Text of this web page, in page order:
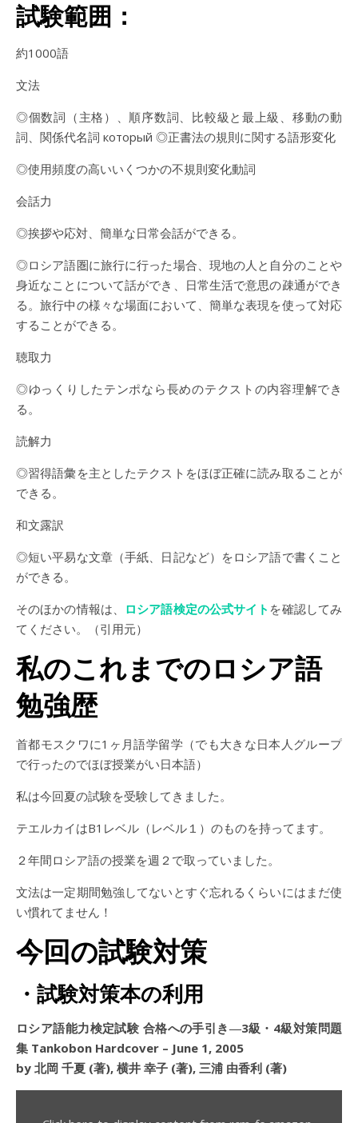
試験範囲：
約1000語
文法
◎個数詞（主格）、順序数詞、比較級と最上級、移動の動
詞、関係代名詞 который ◎正書法の規則に関する語形変化
◎使用頻度の高いいくつかの不規則変化動詞
会話力
◎挨拶や応対、簡単な日常会話ができる。
◎ロシア語圏に旅行に行った場合、現地の人と自分のことや
身近なことについて話ができ、日常生活で意思の疎通ができ
る。旅行中の様々な場面において、簡単な表現を使って対応
することができる。
聴取力
◎ゆっくりしたテンポなら長めのテクストの内容理解でき
る。
読解力
◎習得語彙を主としたテクストをほぼ正確に読み取ることが
できる。
和文露訳
◎短い平易な文章（手紙、日記など）をロシア語で書くこと
ができる。
そのほかの情報は、 ロシア語検定の公式サイト を確認してみ
てください。（引用元）
私のこれまでのロシア語
勉強歴
首都モスクワに1ヶ月語学留学（でも大きな日本人グループ
で行ったのでほぼ授業がい日本語）
私は今回夏の試験を受験してきました。
テエルカイはB1レベル（レベル１）のものを持ってます。
２年間ロシア語の授業を週２で取っていました。
文法は一定期間勉強してないとすぐ忘れるくらいにはまだ使
い慣れてません！
今回の試験対策
・試験対策本の利用
ロシア語能力検定試験 合格への手引き―3級・4級対策問題
集 Tankobon Hardcover – June 1, 2005
by 北岡 千夏 (著), 横井 幸子 (著), 三浦 由香利 (著)